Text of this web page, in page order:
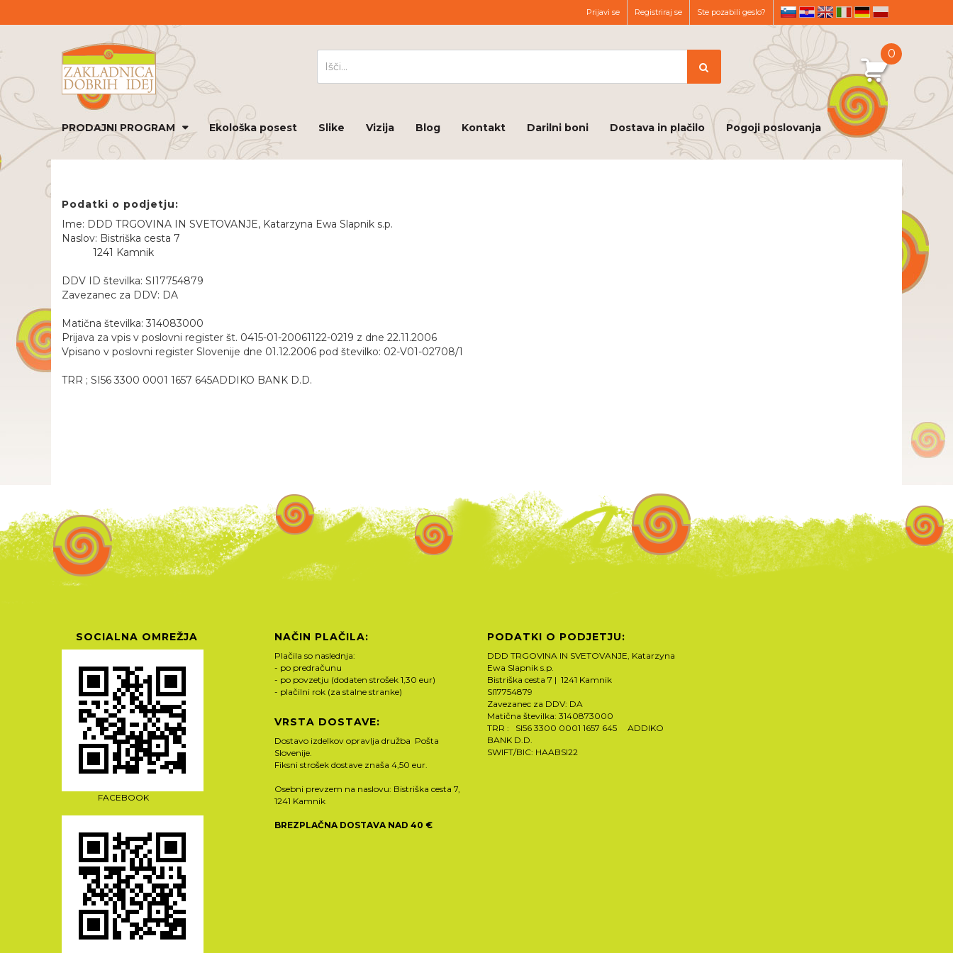
sl hr en de pl
Prijavi se Registriraj se Ste pozabili geslo?
0
PRODAJNI PROGRAM Ekološka posest Slike Vizija Blog Kontakt Darilni boni Dostava in plačilo Pogoji poslovanja
Podatki o podjetju:
Ime: DDD TRGOVINA IN SVETOVANJE, Katarzyna Ewa Slapnik s.p.
Naslov: Bistriška cesta 7
1241 Kamnik
DDV ID številka: SI17754879
Zavezanec za DDV: DA
Matična številka: 314083000
Prijava za vpis v poslovni register št. 0415-01-20061122-0219 z dne 22.11.2006
Vpisano v poslovni register Slovenije dne 01.12.2006 pod številko: 02-V01-02708/1
TRR ; SI56 3300 0001 1657 645ADDIKO BANK D.D.
SOCIALNA OMREŽJA
FACEBOOK
NAČIN PLAČILA:
Plačila so naslednja:
- po predračunu
- po povzetju (dodaten strošek 1,30 eur)
- plačilni rok (za stalne stranke)
VRSTA DOSTAVE:
Dostavo izdelkov opravlja družba Pošta
Slovenije.
Fiksni strošek dostave znaša 4,50 eur.
Osebni prevzem na naslovu: Bistriška cesta 7,
1241 Kamnik
BREZPLAČNA DOSTAVA NAD 40 €
PODATKI O PODJETJU:
DDD TRGOVINA IN SVETOVANJE, Katarzyna
Ewa Slapnik s.p.
Bistriška cesta 7 | 1241 Kamnik
SI17754879
Zavezanec za DDV: DA
Matična številka: 3140873000
TRR : SI56 3300 0001 1657 645 ADDIKO
BANK D.D.
SWIFT/BIC: HAABSI22